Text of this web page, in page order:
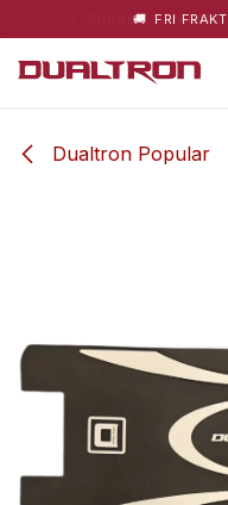
🚚 FRI
⚡ SNABBA
Dualtron Popular